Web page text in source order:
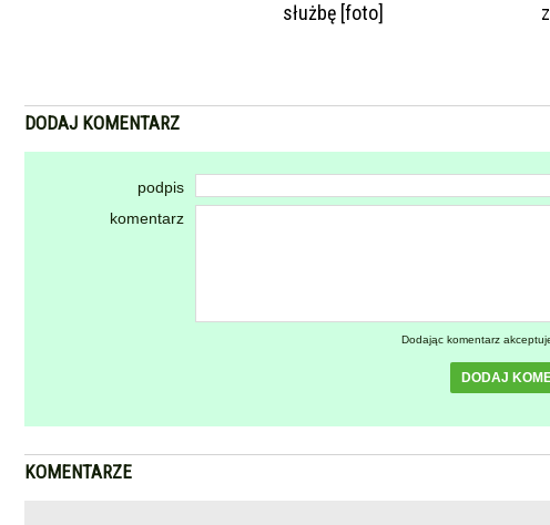
służbę [foto]
DODAJ KOMENTARZ
podpis
komentarz
Dodając komentarz
DODAJ
KOMENTARZE